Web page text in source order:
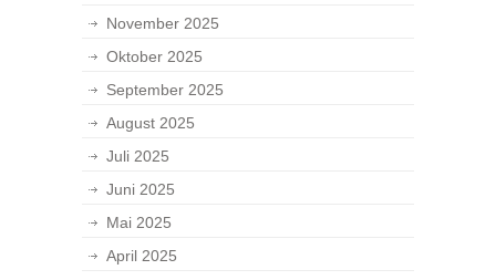
November 2025
Oktober 2025
September 2025
August 2025
Juli 2025
Juni 2025
Mai 2025
April 2025